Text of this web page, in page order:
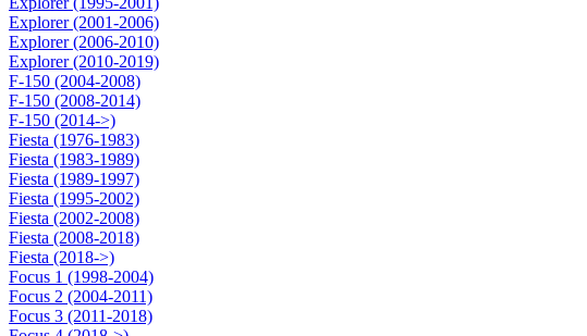
Explorer (2001-2006)
Explorer (2006-2010)
Explorer (2010-2019)
F-150 (2004-2008)
F-150 (2008-2014)
F-150 (2014->)
Fiesta (1976-1983)
Fiesta (1983-1989)
Fiesta (1989-1997)
Fiesta (1995-2002)
Fiesta (2002-2008)
Fiesta (2008-2018)
Fiesta (2018->)
Focus 1 (1998-2004)
Focus 2 (2004-2011)
Focus 3 (2011-2018)